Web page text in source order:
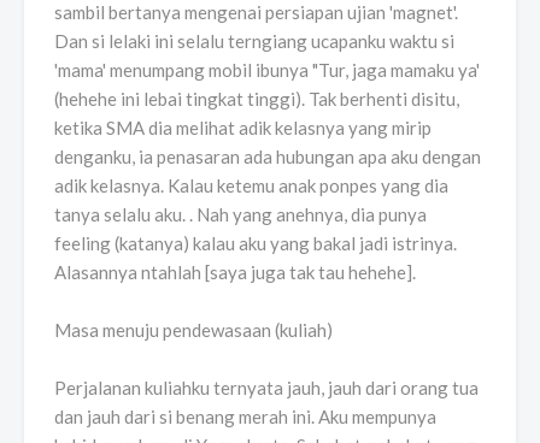
sambil bertanya mengenai persiapan ujian 'magnet'.
Dan si lelaki ini selalu terngiang ucapanku waktu si
'mama' menumpang mobil ibunya "Tur, jaga mamaku ya'
(hehehe ini lebai tingkat tinggi). Tak berhenti disitu,
ketika SMA dia melihat adik kelasnya yang mirip
denganku, ia penasaran ada hubungan apa aku dengan
adik kelasnya. Kalau ketemu anak ponpes yang dia
tanya selalu aku. . Nah yang anehnya, dia punya
feeling (katanya) kalau aku yang bakal jadi istrinya.
Alasannya ntahlah [saya juga tak tau hehehe].
Masa menuju pendewasaan (kuliah)
Perjalanan kuliahku ternyata jauh, jauh dari orang tua
dan jauh dari si benang merah ini. Aku mempunya